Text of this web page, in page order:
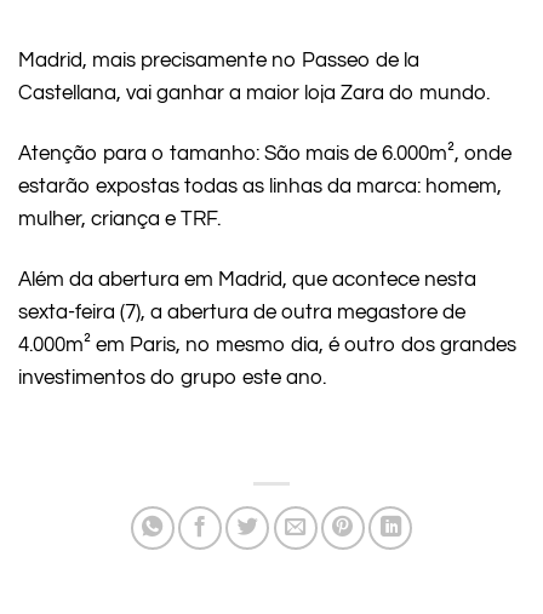
Madrid, mais precisamente no Passeo de la
Castellana, vai ganhar a maior loja Zara do mundo.
Atenção para o tamanho: São mais de 6.000m², onde
estarão expostas todas as linhas da marca: homem,
mulher, criança e TRF.
Além da abertura em Madrid, que acontece nesta
sexta-feira (7), a abertura de outra megastore de
4.000m² em Paris, no mesmo dia, é outro dos grandes
investimentos do grupo este ano.